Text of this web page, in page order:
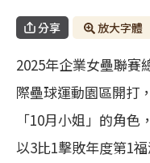
分享 放大字體
2025年企業女壘聯賽
際壘球運動園區開打
「10月小姐」的角
以3比1擊敗年度第1